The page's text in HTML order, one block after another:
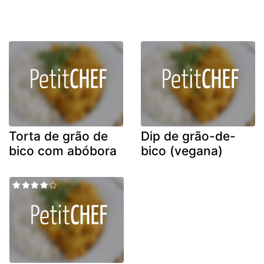
Torta de grão de
bico com abóbora
Dip de grão-de-
bico (vegana)